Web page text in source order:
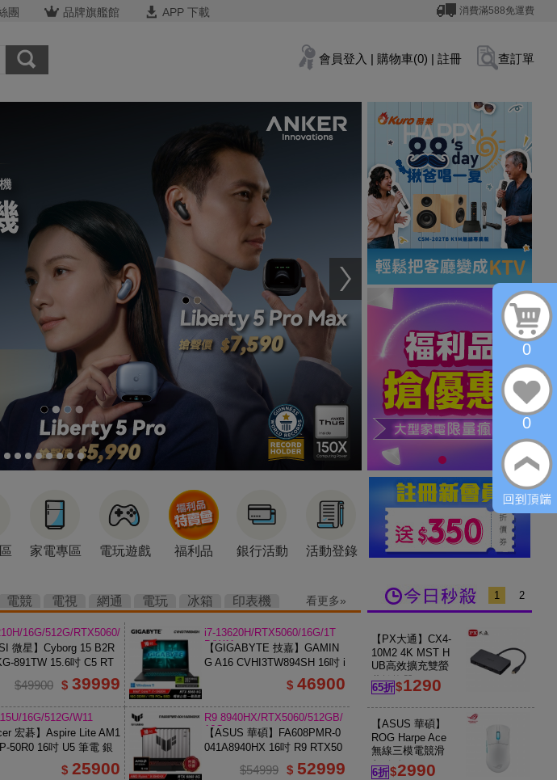
團 品牌旗艦館 APP 下載 消費滿588免運費
會員登入 | 購物車(0) | 註冊 查訂單
家電專區 電玩遊戲 福利品 銀行活動 活動登錄
電競 電視 網通 電玩 冰箱 印表機 看更多
16G/512G/RTX5060/
微星】Cyborg 15 B2R
891TW 15.6吋 C5 RT
電競筆電
$49900 $ 39999
i7-13620H/RTX5060/16G/1T
B/W11
【GIGABYTE 技嘉】GAMIN
G A16 CVHI3TW894SH 16吋 i
7 RTX5060 電競筆電 鋼鐵黑
$ 46900
16G/512G/W11
宏碁】Aspire Lite AM1
50R0 16吋 U5 筆電 銀
$ 25900
R9 8940HX/RTX5060/512GB/
16G
【ASUS 華碩】FA608PMR-0
041A8940HX 16吋 R9 RTX50
60 電競筆電
$54999 $ 52999
1 2
【PX大通】CX4-
10M2 4K MST H
UB高效擴充雙螢
幕轉換器
65折$1290
【ASUS 華碩】
ROG Harpe Ace
無線三模電競滑
鼠 白色
6折$2990
0
0